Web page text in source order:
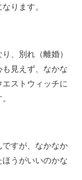
ります。
、別れ（離婚）
見えず、なかな
ストウィッチに
ですが、なかなか
うがいいのかな